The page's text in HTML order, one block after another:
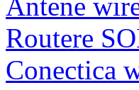
Routere
Conectica